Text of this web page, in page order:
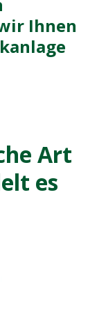
Ihnen
Art
es